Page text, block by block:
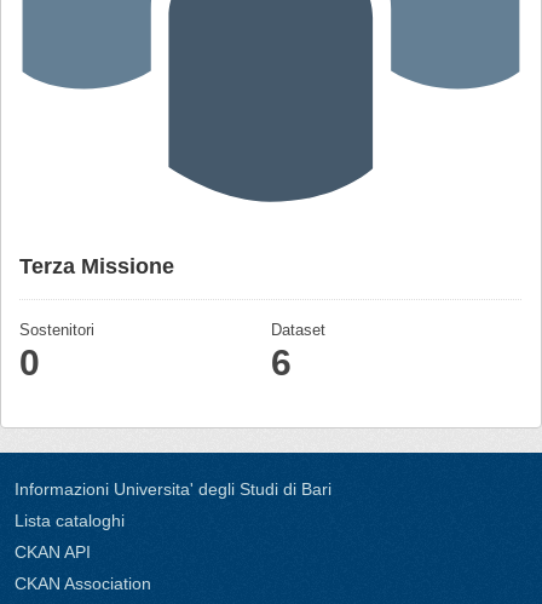
Terza Missione
Sostenitori
0
Dataset
6
Informazioni Universita' degli Studi di Bari
Lista cataloghi
CKAN API
CKAN Association